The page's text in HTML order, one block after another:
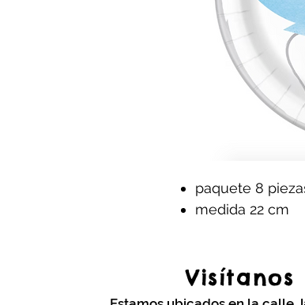
paquete 8
medida 22 cm
Visítanos